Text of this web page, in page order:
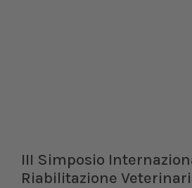
III Simposio
Riabilitazione